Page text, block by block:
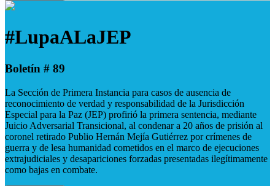
#LupaALaJEP
Boletín # 89
La Sección de Primera Instancia para casos de ausencia de
reconocimiento de verdad y responsabilidad de la Jurisdicción
Especial para la Paz (JEP) profirió la primera sentencia, mediante
Juicio Adversarial Transicional, al condenar a 20 años de prisión al
coronel retirado Publio Hernán Mejía Gutiérrez por crímenes de
guerra y de lesa humanidad cometidos en el marco de ejecuciones
extrajudiciales y desapariciones forzadas presentadas ilegítimamente
como bajas en combate.